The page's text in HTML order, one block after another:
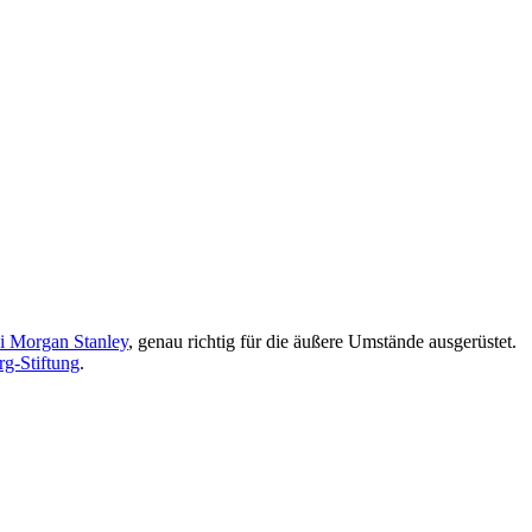
Morgan Stanley, genau richtig für die äußere Umstände ausgerüstet.
Stiftung.